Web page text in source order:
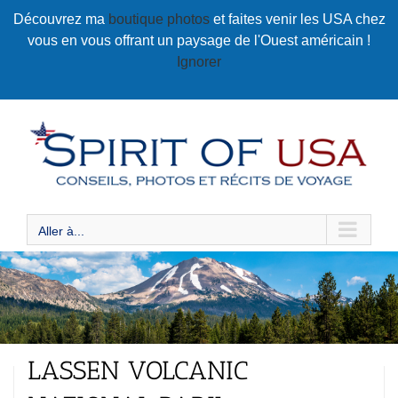
Découvrez ma boutique photos et faites venir les USA chez
vous en vous offrant un paysage de l'Ouest américain !
Ignorer
contenu
Aller à...
LASSEN VOLCANIC